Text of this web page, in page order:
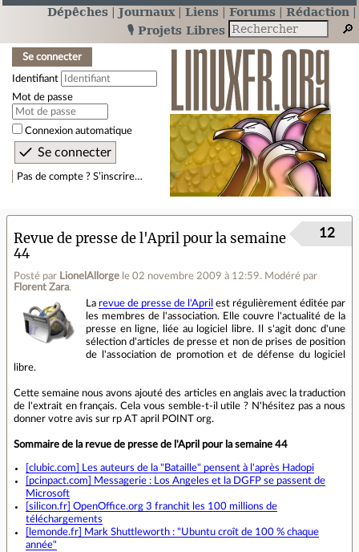
Dépêches Journaux Liens Forums
Rédaction
🎙️ Projets Libres
Se connecter
Identifiant
Mot de passe
Connexion automatique
Pas de compte ? S’inscrire…
Revue de presse de l'April pour la semaine
44
Posté par LionelAllorge le 02 novembre 2009 à 12:59. Modéré par
Florent Zara.
12
La revue de presse de l'April est régulièrement éditée par
les membres de l'association. Elle couvre l'actualité de la
presse en ligne, liée au logiciel libre. Il s'agit donc d'une
sélection d'articles de presse et non de prises de position
de l'association de promotion et de défense du logiciel
libre.
Cette semaine nous avons ajouté des articles en anglais avec la traduction
de l'extrait en français. Cela vous semble-t-il utile ? N'hésitez pas a nous
donner votre avis sur rp AT april POINT org.
Sommaire de la revue de presse de l'April pour la semaine 44
[clubic.com] Les auteurs de la "Bataille" pensent à l'après Hadopi
[pcinpact.com] Messagerie : Los Angeles et la DGFP se passent de
Microsoft
[silicon.fr] OpenOffice.org 3 franchit les 100 millions de
téléchargements
[lemonde.fr] Mark Shuttleworth : "Ubuntu croît de 100 % chaque
année"